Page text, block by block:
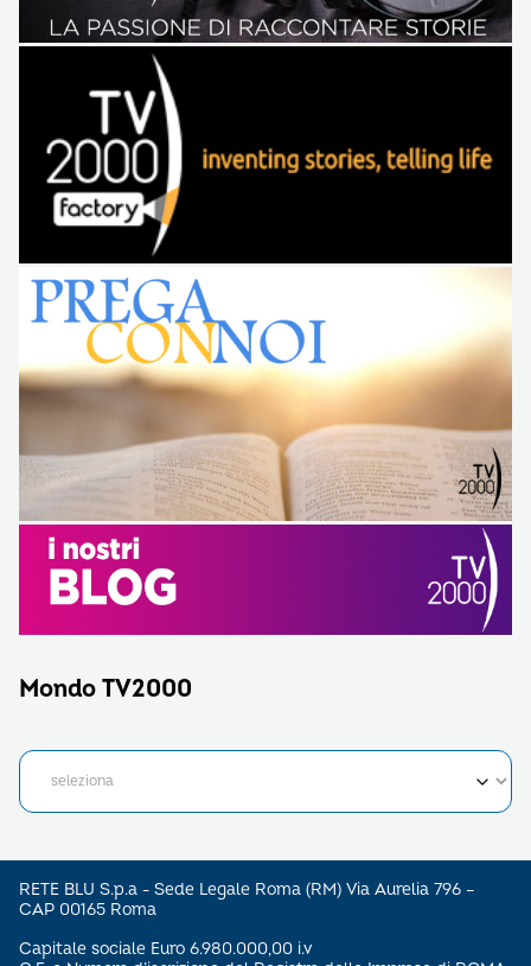
Mondo TV2000
RETE BLU S.p.a - Sede Legale Roma (RM) Via Aurelia 796 –
CAP 00165 Roma
Capitale sociale Euro 6.980.000,00 i.v